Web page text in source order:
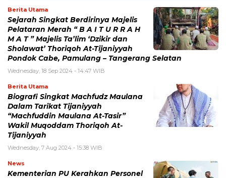
Berita Utama
Sejarah Singkat Berdirinya Majelis
Pelataran Merah “ B A I T U R R A H
M A T ” Majelis Ta’lim ‘Dzikir dan
Sholawat’ Thoriqoh At-Tijaniyyah
Pondok Cabe, Pamulang – Tangerang Selatan
Wednesday, 18 Sep 2024 - 14:47 WIB
Berita Utama
Biografi Singkat Machfudz Maulana
Dalam Tarikat Tijaniyyah
“Machfuddin Maulana At-Tasir”
Wakil Muqoddam Thoriqoh At-
Tijaniyyah
Wednesday, 7 Aug 2024 - 15:38 WIB
News
Kementerian PU Kerahkan Personel